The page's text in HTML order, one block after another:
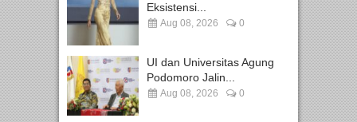
Eksistensi...
Aug 08, 2026 0
UI dan Universitas Agung
Podomoro Jalin...
Aug 08, 2026 0